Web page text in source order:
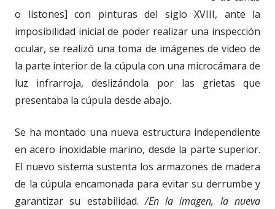
o listones] con pinturas del siglo XVIII, ante la
imposibilidad inicial de poder realizar una inspección
ocular, se realizó una toma de imágenes de video de
la parte interior de la cúpula con una microcámara de
luz infrarroja, deslizándola por las grietas que
presentaba la cúpula desde abajo.
Se ha montado una nueva estructura independiente
en acero inoxidable marino, desde la parte superior.
El nuevo sistema sustenta los armazones de madera
de la cúpula encamonada para evitar su derrumbe y
garantizar su estabilidad./En la imagen, la nueva